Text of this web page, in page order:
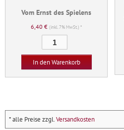
Vom Ernst des Spielens
6,40€ (inkl. 7% MwSt.) *
Ernst
des
In den Warenkorb
* alle Preise zzgl.Versandkosten